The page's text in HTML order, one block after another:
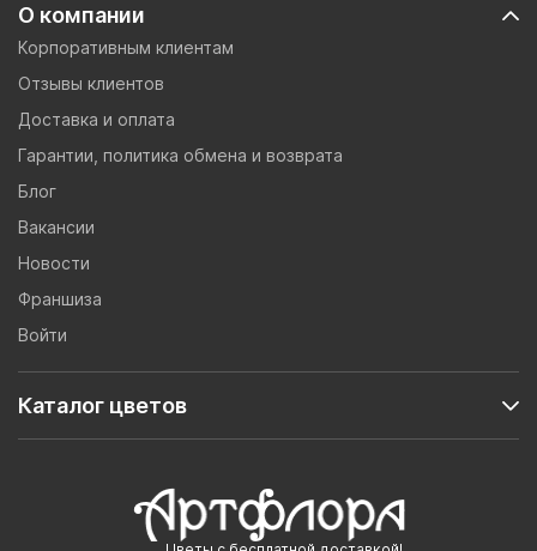
О компании
Корпоративным клиентам
Отзывы клиентов
Доставка и оплата
Гарантии, политика обмена и возврата
Блог
Вакансии
Новости
Франшиза
Войти
Каталог цветов